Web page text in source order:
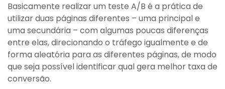
Basicamente realizar um teste A/B é a prática de
utilizar duas páginas diferentes – uma principal e
uma secundária – com algumas poucas diferenças
entre elas, direcionando o tráfego igualmente e de
forma aleatória para as diferentes páginas, de modo
que seja possível identificar qual gera melhor taxa de
conversão.